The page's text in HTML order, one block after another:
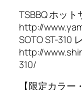
TSBBQ ホッ
http://
SOTO ST-310
http://
310/
【限定カラー